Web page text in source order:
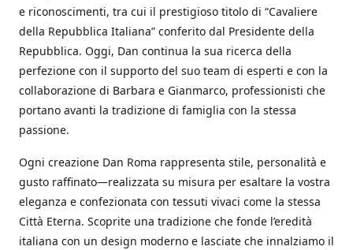
e riconoscimenti, tra cui il prestigioso titolo di “Cavaliere
della Repubblica Italiana” conferito dal Presidente della
Repubblica. Oggi, Dan continua la sua ricerca della
perfezione con il supporto del suo team di esperti e con la
collaborazione di Barbara e Gianmarco, professionisti che
portano avanti la tradizione di famiglia con la stessa
passione.
Ogni creazione Dan Roma rappresenta stile, personalità e
gusto raffinato—realizzata su misura per esaltare la vostra
eleganza e confezionata con tessuti vivaci come la stessa
Città Eterna. Scoprite una tradizione che fonde l’eredità
italiana con un design moderno e lasciate che innalziamo il